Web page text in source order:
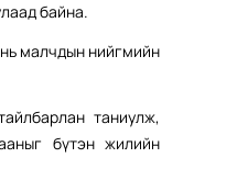
байна.
малчдын нийгмийн
таниулж,
бүтэн жилийн